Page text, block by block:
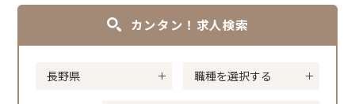
カンタン！求人検索